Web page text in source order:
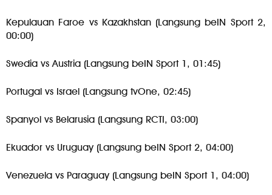
Kepulauan Faroe vs Kazakhstan (Langsung beIN Sport 2,
00:00)
Swedia vs Austria (Langsung beIN Sport 1, 01:45)
Portugal vs Israel (Langsung tvOne, 02:45)
Spanyol vs Belarusia (Langsung RCTI, 03:00)
Ekuador vs Uruguay (Langsung beIN Sport 2, 04:00)
Venezuela vs Paraguay (Langsung beIN Sport 1, 04:00)